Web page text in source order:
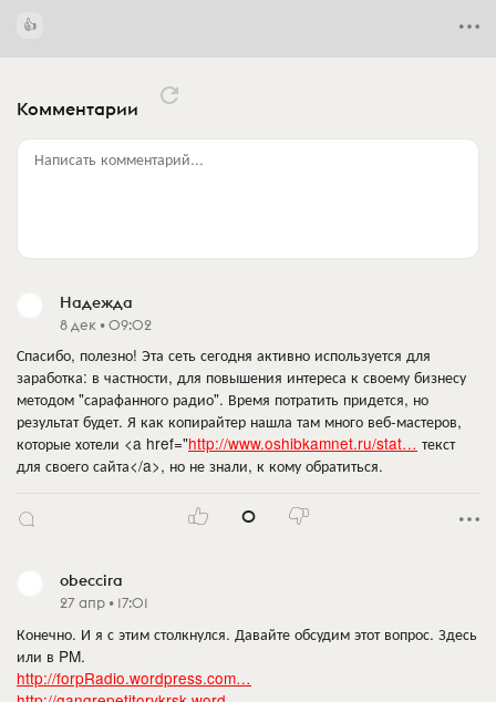
Комментарии
Написать комментарий...
Надежда
8 дек • 09:02
Спасибо, полезно! Эта сеть сегодня активно используется для
заработка: в частности, для повышения интереса к своему бизнесу
методом "сарафанного радио". Время потратить придется, но
результат будет. Я как копирайтер нашла там много веб-мастеров,
которые хотели <a href="http://www.oshibkamnet.ru/stat… текст
для своего сайта</a>, но не знали, к кому обратиться.
0
obeccira
27 апр • 17:01
Конечно. И я с этим столкнулся. Давайте обсудим этот вопрос. Здесь
или в PM.
http://forpRadio.wordpress.com…